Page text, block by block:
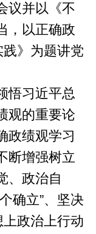
议并以《不
，以正确政
践》为题讲党
习近平总
观的重要论
政绩观学习
断增强树立
、政治自
确立”、坚决
上政治上行动